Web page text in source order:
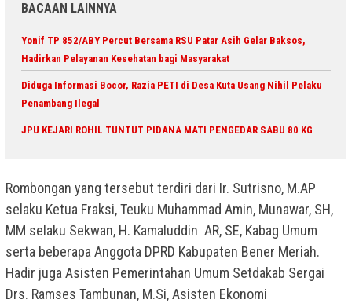
BACAAN LAINNYA
Yonif TP 852/ABY Percut Bersama RSU Patar Asih Gelar Baksos,
Hadirkan Pelayanan Kesehatan bagi Masyarakat
Diduga Informasi Bocor, Razia PETI di Desa Kuta Usang Nihil Pelaku
Penambang Ilegal
JPU KEJARI ROHIL TUNTUT PIDANA MATI PENGEDAR SABU 80 KG
Rombongan yang tersebut terdiri dari Ir. Sutrisno, M.AP
selaku Ketua Fraksi, Teuku Muhammad Amin, Munawar, SH,
MM selaku Sekwan, H. Kamaluddin AR, SE, Kabag Umum
serta beberapa Anggota DPRD Kabupaten Bener Meriah.
Hadir juga Asisten Pemerintahan Umum Setdakab Sergai
Drs. Ramses Tambunan, M.Si, Asisten Ekonomi